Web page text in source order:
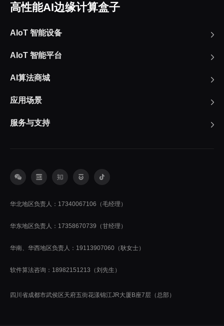
高性能AI边缘计算盒子
AIoT 智能设备
AIoT 智能平台
AI算法商城
应用场景
服务与支持
华北地区负责人：17340067106（毛经理）
华东地区负责人：17358670739（甘经理）
华南、华西地区负责人：19113907060（耿女士）
软件算法咨询：18982151213（刘先生）
四川省成都市武侯区天府五街花漾锦江JR大厦B座7层（总部）